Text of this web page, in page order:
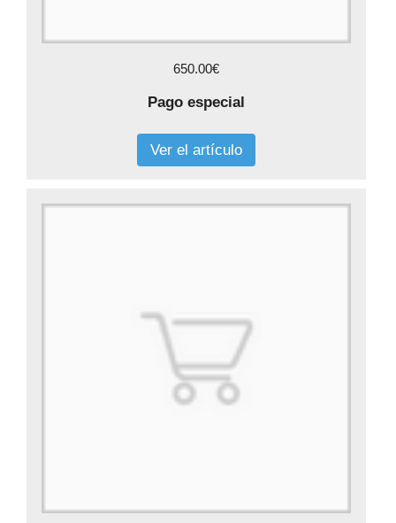
650.00€
Pago especial
Ver el artículo